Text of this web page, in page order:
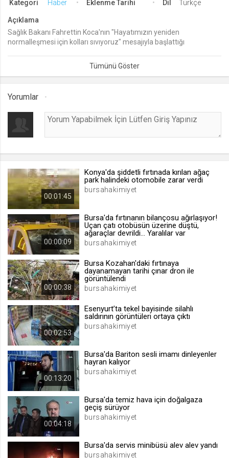
.web.tv
Seçilen dil tercihini tutmak
1 ay
Oturum verisini tutmak
.web.tv
Oturum doğrulama verisi
channelCategories
.web.tv
1 yıl
.web.tv
İsimsiz ziyaretçi için site içeriği
beğenme
voteDislike*
İsimsiz ziyaretçi için site içeriği
beğenmeme
Kategori Haber Eklenme Tarihi Dil Türkçe
Açıklama
Sağlık Bakanı Fahrettin Koca'nın "Hayatımızın yeniden
normalleşmesi için kolları sıvıyoruz" mesajıyla başlattığı
paylaşımıyla destek verdi.
Yorumlar
00:01:45
Konya'da şiddetli fırtınada kırılan ağaç
park halindeki otomobile zarar verdi
bursahakimiyet
00:00:09
Bursa'da fırtınanın bilançosu ağırlaşıyor!
Uçan çatı otobüsün üzerine düştü,
ağaraçlar devrildi... Yaralılar var
bursahakimiyet
00:00:38
Bursa Kozahan'daki fırtınaya
dayanamayan tarihi çınar dron ile
görüntülendi
bursahakimiyet
00:02:53
Esenyurt’ta tekel bayisinde silahlı
saldırının görüntüleri ortaya çıktı
bursahakimiyet
00:13:20
Bursa'da Bariton sesli imamı dinleyenler
hayran kalıyor
bursahakimiyet
00:04:18
Bursa'da temiz hava için doğalgaza
geçiş sürüyor
bursahakimiyet
Bursa'da servis minibüsü alev alev yandı
bursahakimiyet